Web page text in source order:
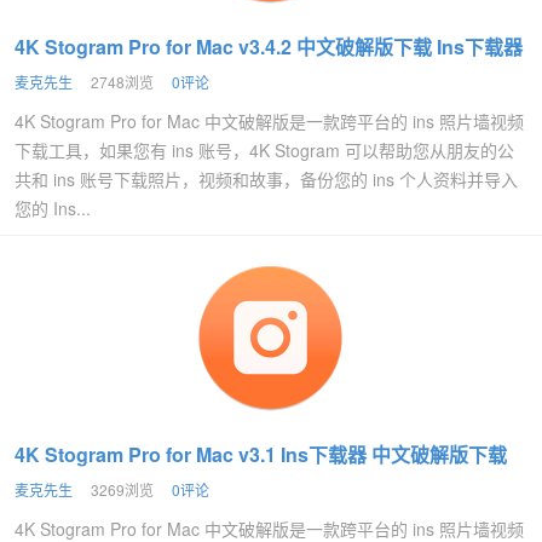
4K Stogram Pro for Mac v3.4.2 中文破解版下载 Ins下载器
麦克先生 2748浏览 0评论
4K Stogram Pro for Mac 中文破解版是一款跨平台的 ins 照片墙视频
下载工具，如果您有 ins 账号，4K Stogram 可以帮助您从朋友的公
共和 ins 账号下载照片，视频和故事，备份您的 ins 个人资料并导入
您的 Ins...
4K Stogram Pro for Mac v3.1 Ins下载器 中文破解版下载
麦克先生 3269浏览 0评论
4K Stogram Pro for Mac 中文破解版是一款跨平台的 ins 照片墙视频